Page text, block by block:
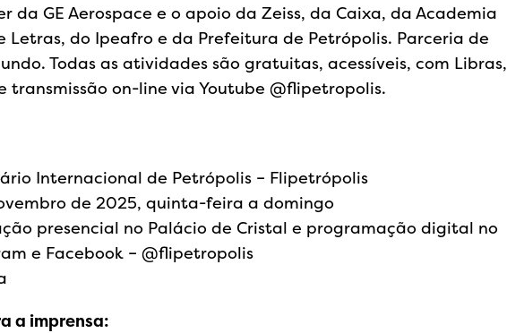
da GE Aerospace e o apoio da Zeiss, da Caixa, da Academia
Letras, do Ipeafro e da Prefeitura de Petrópolis. Parceria de
Todas as atividades são gratuitas, acessíveis, com Libras,
transmissão on-line via Youtube @flipetropolis.
Internacional de Petrópolis – Flipetrópolis
de 2025, quinta-feira a domingo
presencial no Palácio de Cristal e programação digital no
e Facebook – @‌flipetropolis
a imprensa: